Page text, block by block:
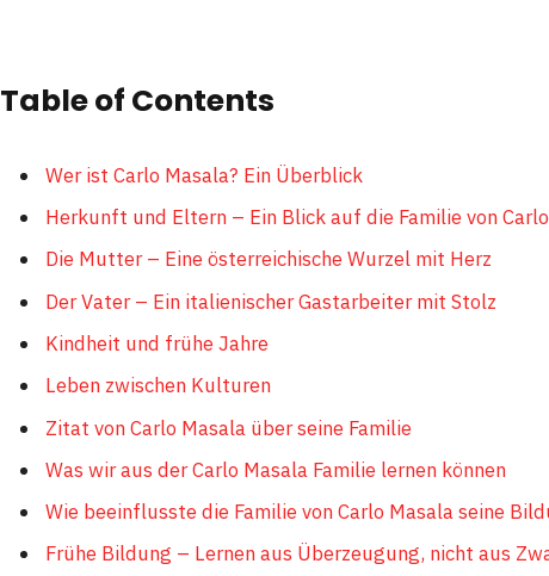
Table of Contents
Wer ist Carlo Masala? Ein Überblick
Herkunft und Eltern – Ein Blick auf die Familie von
Die Mutter – Eine österreichische Wurzel mit Herz
Der Vater – Ein italienischer Gastarbeiter mit Stolz
Kindheit und frühe Jahre
Leben zwischen Kulturen
Zitat von Carlo Masala über seine Familie
Was wir aus der Carlo Masala Familie lernen können
Wie beeinflusste die Familie von Carlo Masala seine
Frühe Bildung – Lernen aus Überzeugung, nicht aus